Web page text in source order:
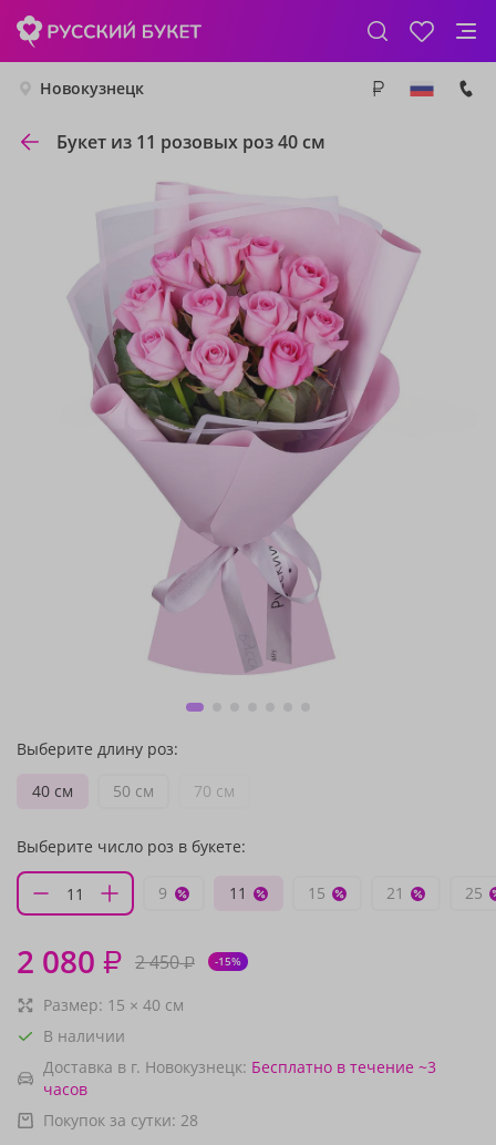
Новокузнецк
Букет из 11 розовых роз 40 см
Выберите длину роз:
40 см
50 см 70 см
Выберите число роз в букете:
9 11 15 21 25
2 080 ₽ 2 450₽ -15%
Размер: 15 × 40 см
В наличии
Доставка в г. Новокузнецк: Бесплатно в течение ~3
часов
Покупок за сутки: 28